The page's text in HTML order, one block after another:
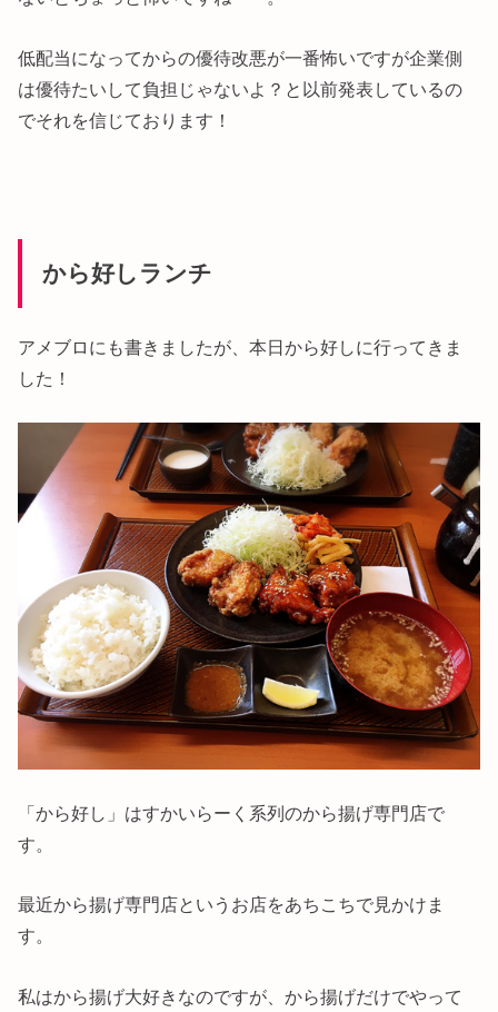
低配当になってからの優待改悪が一番怖いですが企業側
は優待たいして負担じゃないよ？と以前発表しているの
でそれを信じております！
から好しランチ
アメブロにも書きましたが、本日から好しに行ってきま
した！
「から好し」はすかいらーく系列のから揚げ専門店で
す。
最近から揚げ専門店というお店をあちこちで見かけま
す。
私はから揚げ大好きなのですが、から揚げだけでやって